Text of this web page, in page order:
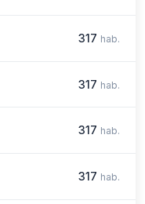
317 hab.
317 hab.
317 hab.
317 hab.